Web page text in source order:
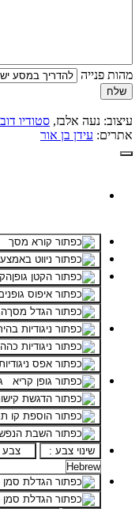
מהות פנייה
עיצוב: נעה אלבז, סטודיו
אתרים: עידן בן אור
שינוי צבע :
צבע